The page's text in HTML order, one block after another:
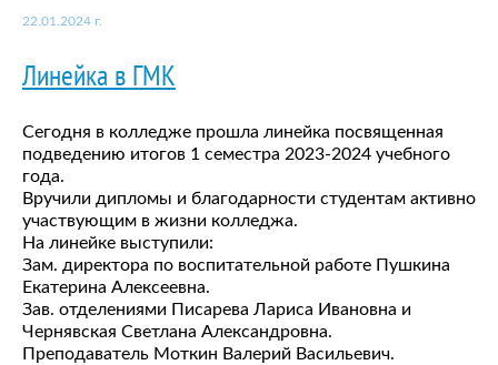
22.01.2024 г.
Линейка в ГМК
Сегодня в колледже прошла линейка посвященная
подведению итогов 1 семестра 2023-2024 учебного
года.
Вручили дипломы и благодарности студентам активно
участвующим в жизни колледжа.
На линейке выступили:
Зам. директора по воспитательной работе Пушкина
Екатерина Алексеевна.
Зав. отделениями Писарева Лариса Ивановна и
Чернявская Светлана Александровна.
Преподаватель Моткин Валерий Васильевич.